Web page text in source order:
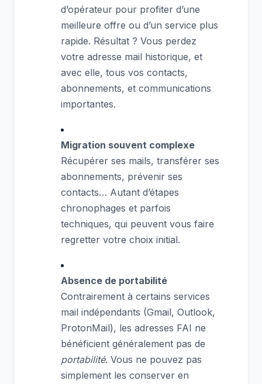
d’opérateur pour profiter d’une
meilleure offre ou d’un service plus
rapide. Résultat ? Vous perdez
votre adresse mail historique, et
avec elle, tous vos contacts,
abonnements, et communications
importantes.
Migration souvent complexe
Récupérer ses mails, transférer ses
abonnements, prévenir ses
contacts… Autant d’étapes
chronophages et parfois
techniques, qui peuvent vous faire
regretter votre choix initial.
Absence de portabilité
Contrairement à certains services
mail indépendants (Gmail, Outlook,
ProtonMail), les adresses FAI ne
bénéficient généralement pas de
portabilité. Vous ne pouvez pas
simplement les conserver en